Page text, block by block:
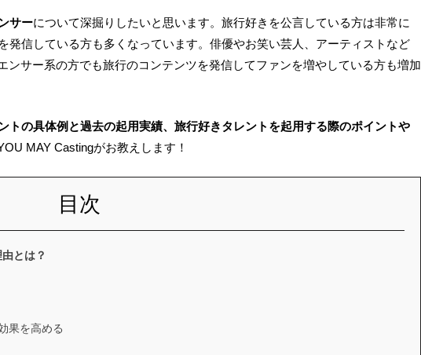
サーについて深掘りしたいと思います。旅行好きを公言している方は非常に
発信している方も多くなっています。俳優やお笑い芸人、アーティストなど
ンサー系の方でも旅行のコンテンツを発信してファンを増やしている方も増加
トの具体例と過去の起用実績、旅行好きタレントを起用する際のポイントや
MAY Castingがお教えします！
目次
とは？
果を高める